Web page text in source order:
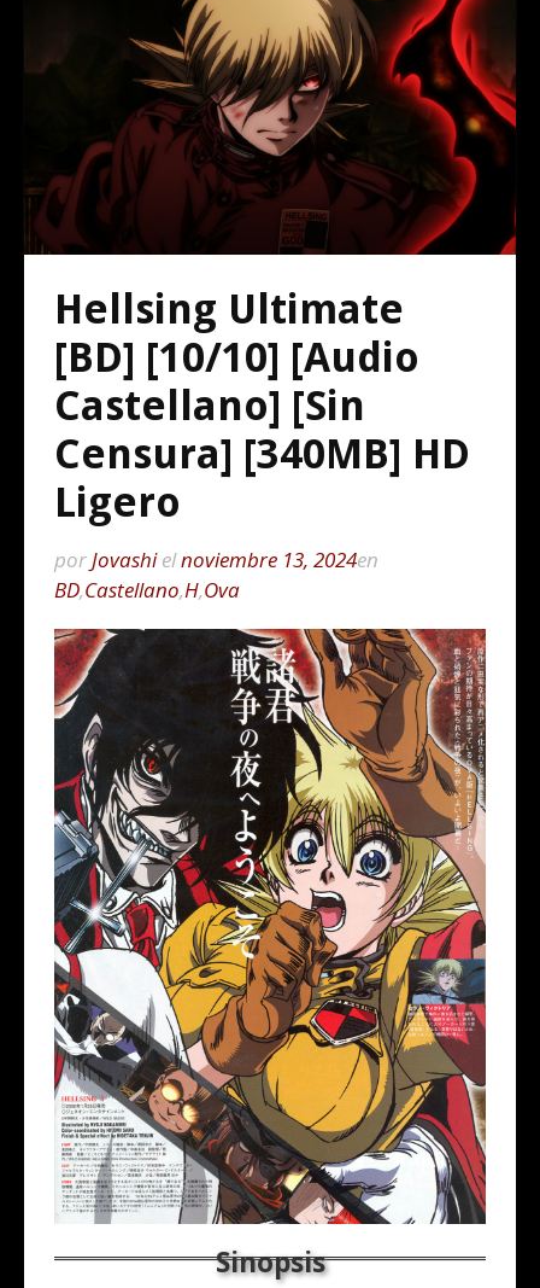
Hellsing Ultimate
[BD] [10/10] [Audio
Castellano] [Sin
Censura] [340MB] HD
Ligero
porJovashielnoviembre 13, 2024en
BD,Castellano,H,Ova